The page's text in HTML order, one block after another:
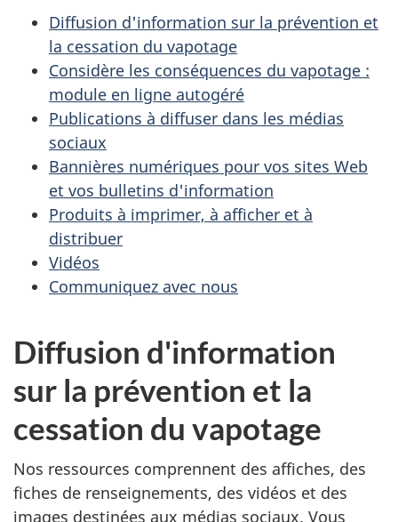
Diffusion d'information sur la prévention et
la cessation du vapotage
Considère les conséquences du vapotage :
module en ligne autogéré
Publications à diffuser dans les médias
sociaux
Bannières numériques pour vos sites Web
et vos bulletins d'information
Produits à imprimer, à afficher et à
distribuer
Vidéos
Communiquez avec nous
Diffusion d'information
sur la prévention et la
cessation du vapotage
Nos ressources comprennent des affiches, des
fiches de renseignements, des vidéos et des
images destinées aux médias sociaux. Vous